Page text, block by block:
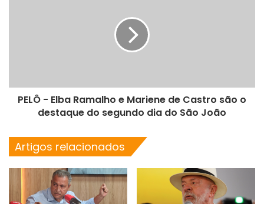
PELÔ - Elba Ramalho e Mariene de Castro são o
destaque do segundo dia do São João
Artigos relacionados